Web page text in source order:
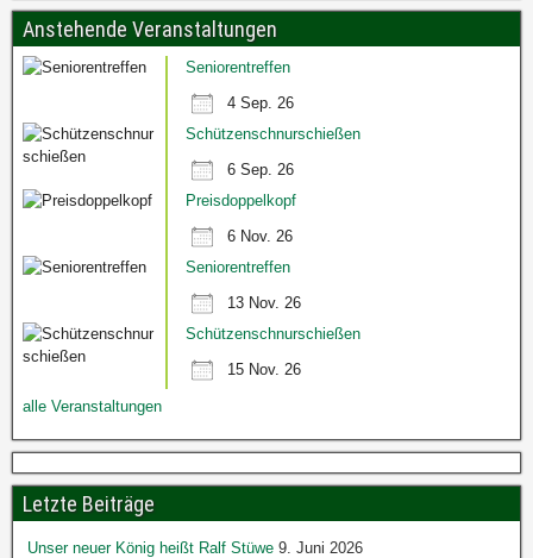
Anstehende Veranstaltungen
Seniorentreffen
4 Sep. 26
Schützenschnurschießen
6 Sep. 26
Preisdoppelkopf
6 Nov. 26
Seniorentreffen
13 Nov. 26
Schützenschnurschießen
15 Nov. 26
alle Veranstaltungen
Letzte Beiträge
Unser neuer König heißt Ralf Stüwe 9. Juni 2026